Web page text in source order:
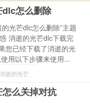
dlc怎么删除
光芒dlc怎么删除”主题
消逝的光芒dlc下载完
您已经下载了消逝的光
用以下步骤来使用...
逝的光芒
么关掉对抗